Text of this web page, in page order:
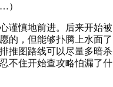
）
谨慎地前进。后来开始被
的，但能够扑腾上水面了
推图路线可以尽量多暗杀
不住开始查攻略怕漏了什